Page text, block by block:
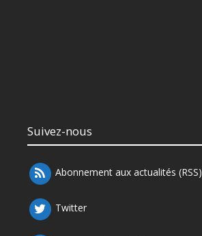
Suivez-nous
Abonnement aux actualités (RSS)
Twitter